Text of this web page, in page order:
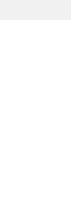
contacted apple,